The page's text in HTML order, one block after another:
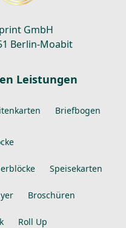
GmbH
Berlin-Moabit
Leistungen
Briefbogen
Speisekarten
Broschüren
Roll Up